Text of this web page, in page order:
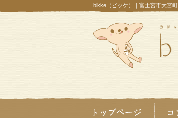
bikke（ビッケ）｜富士宮市大宮